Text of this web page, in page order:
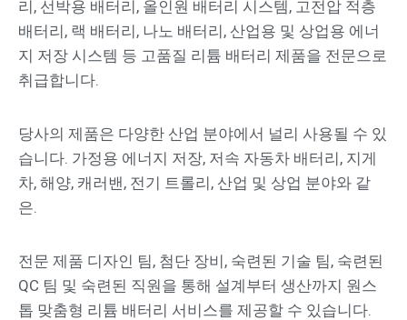
리, 선박용 배터리, 올인원 배터리 시스템, 고전압 적층
배터리, 랙 배터리, 나노 배터리, 산업용 및 상업용 에너
지 저장 시스템 등 고품질 리튬 배터리 제품을 전문으로
취급합니다.
당사의 제품은 다양한 산업 분야에서 널리 사용될 수 있
습니다. 가정용 에너지 저장, 저속 자동차 배터리, 지게
차, 해양, 캐러밴, 전기 트롤리, 산업 및 상업 분야와 같
은.
전문 제품 디자인 팀, 첨단 장비, 숙련된 기술 팀, 숙련된
QC 팀 및 숙련된 직원을 통해 설계부터 생산까지 원스
톱 맞춤형 리튬 배터리 서비스를 제공할 수 있습니다.